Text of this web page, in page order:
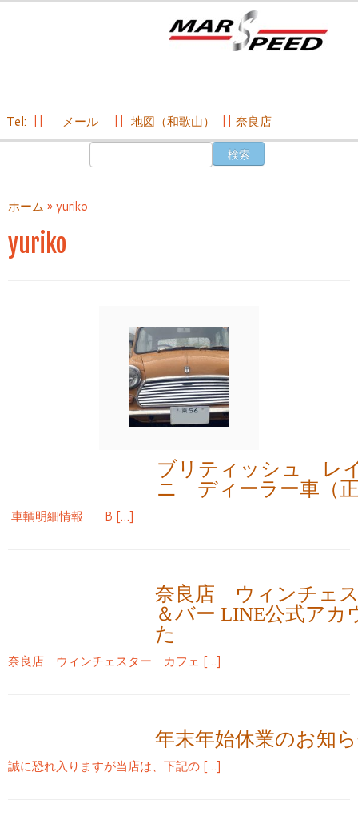
ン
へ
ス
Tel: メール 地図（和歌山） 奈良店
ホーム » yuriko
yuriko
ブリティッシュ レ
ニ ディーラー車（
車輌明細情報 B […]
奈良店 ウィンチェ
＆バー LINE公式アカ
た
奈良店 ウィンチェスター カフェ […]
年末年始休業のお知
誠に恐れ入りますが当店は、下記の […]